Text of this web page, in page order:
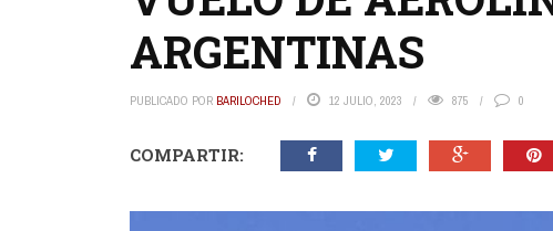
ARGENTINAS
PUBLICADO POR BARILOCHED 12 JULIO, 2023 875 0
COMPARTIR: